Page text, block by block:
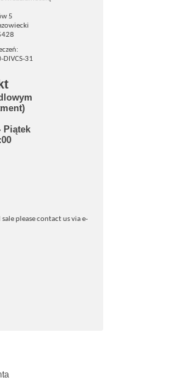
5
31
Piątek
please contact us via e-